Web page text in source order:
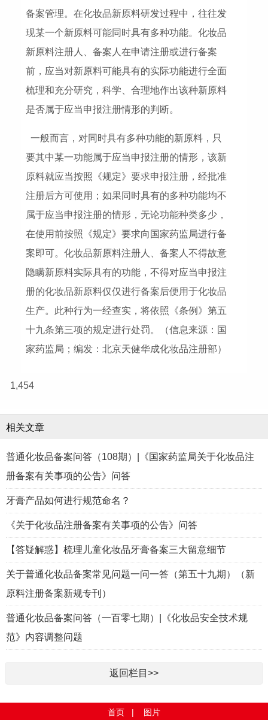
备案管理。在化妆品新原料研发过程中，往往发
现某一个新原料可能同时具有多种功能。化妆品
新原料注册人、备案人在申请注册或进行备案
前，应当对新原料可能具有的实际功能进行全面
梳理和充分研究，科学、合理地作出该种新原料
是否属于应当申报注册情形的判断。
一般而言，对同时具有多种功能的新原料，只
要其中某一功能属于应当申报注册的情形，该新
原料就应当按照《规定》要求申报注册，经批准
注册后方可使用；如果同时具有的多种功能均不
属于应当申报注册的情形，无论功能种类多少，
在使用前按照《规定》要求向国家药监局进行备
案即可。化妆品新原料注册人、备案人不得故意
隐瞒新原料实际具有的功能，不得对应当申报注
册的化妆品新原料仅仅进行备案后便用于化妆品
生产。此种行为一经查实，将依照《条例》第五
十九条第三项的规定进行处罚。（信息来源：国
家药监局；编发：北京天健华成化妆品注册部）
1,454
相关文章
普通化妆品备案问答（108期）|《国家药监局关于化妆品注
册备案有关事项的公告》问答
牙膏产品如何进行规范命名？
《关于化妆品注册备案有关事项的公告》问答
【答疑解惑】梳理儿童化妆品牙膏备案三大留意细节
关于普通化妆品备案常见问题一问一答（第五十九期）（新
原料注册备案新规专刊）
普通化妆品备案问答（一百零七期）|《化妆品安全技术规
范》内容调整问题
返回栏目>>
首页 | 图片